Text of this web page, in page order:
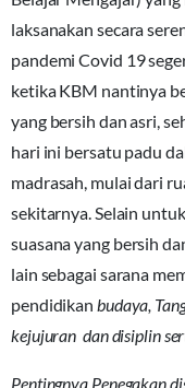
laksanakan secara
pandemi Covid 19
ketika KBM nantinya
yang bersih dan asri,
hari ini bersatu padu
madrasah, mulai dari
sekitarnya. Selain
suasana yang bersih
lain sebagai sarana
pendidikan budaya,
kejujuran dan disiplin
Pentingnya Penegakan